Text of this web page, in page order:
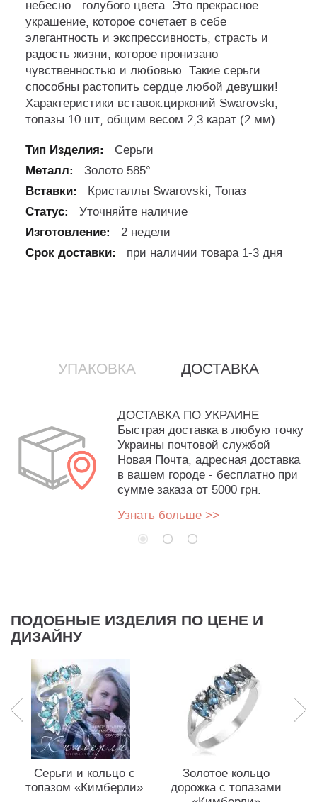
небесно - голубого цвета. Это прекрасное
украшение, которое сочетает в себе
элегантность и экспрессивность, страсть и
радость жизни, которое пронизано
чувственностью и любовью. Такие серьги
способны растопить сердце любой девушки!
Характеристики вставок:цирконий Swarovski,
топазы 10 шт, общим весом 2,3 карат (2 мм).
Серьги
Золото 585°
Кристаллы Swarovski, Топаз
Уточняйте наличие
2 недели
при наличии товара 1-3 дня
УПАКОВКА ДОСТАВКА
ДОСТАВКА ПО УКРАИНЕ
Быстрая доставка в любую точку
Украины почтовой службой
Новая Почта, адресная доставка
в вашем городе - бесплатно при
сумме заказа от 5000 грн.
Узнать больше >>
ПОДОБНЫЕ ИЗДЕЛИЯ ПО ЦЕНЕ И
ДИЗАЙНУ
Серьги и кольцо с
топазом «Кимберли»
Золотое кольцо
дорожка с топазами